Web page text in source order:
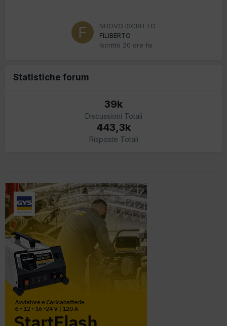
NUOVO ISCRITTO
FILIBERTO
Iscritto 20 ore fa
Statistiche forum
39k
Discussioni Totali
443,3k
Risposte Totali